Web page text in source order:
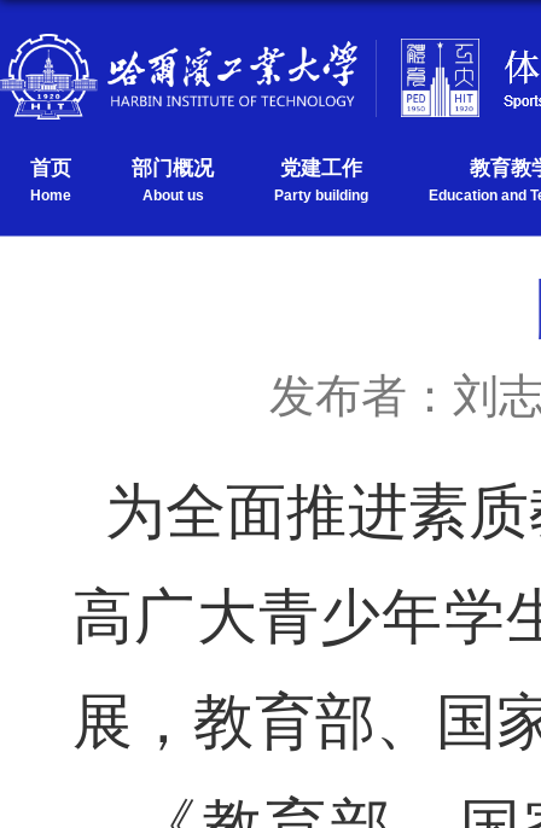
首页
Home
部门概况
About us
党建工作
Party building
教育教
Education and
发布者：刘
为全面推进素
高广大青少年学
展，教育部、国